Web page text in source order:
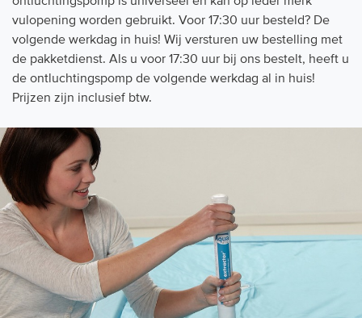
vulopening worden gebruikt. Voor 17:30 uur besteld? De
volgende werkdag in huis! Wij versturen uw bestelling met
de pakketdienst. Als u voor 17:30 uur bij ons bestelt, heeft u
de ontluchtingspomp de volgende werkdag al in huis!
Prijzen zijn inclusief btw.